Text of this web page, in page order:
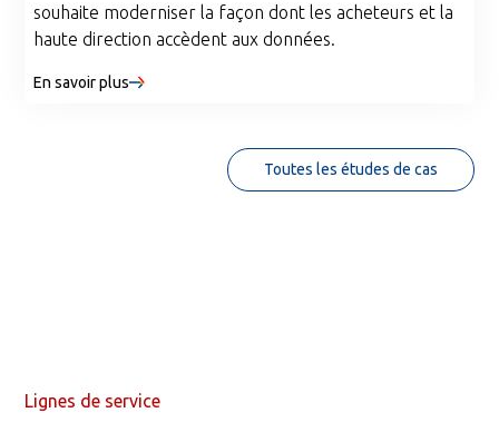
souhaite moderniser la façon dont les acheteurs et la
haute direction accèdent aux données.
En savoir plus
Toutes les études de cas
Lignes de service